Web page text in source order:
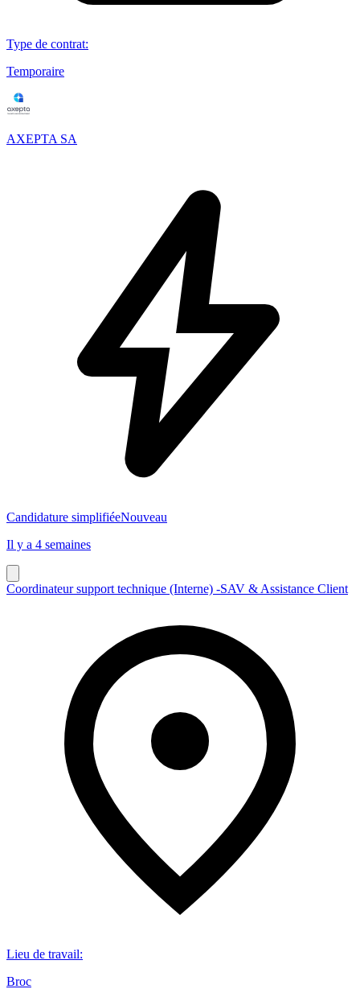
Type de contrat:
Temporaire
AXEPTA SA
Candidature simplifiéeNouveau
Il y a 4 semaines
Coordinateur support technique (Interne) -SAV & Assistance Client
Lieu de travail:
Broc